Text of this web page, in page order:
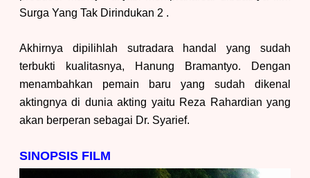
Surga Yang Tak Dirindukan 2 .
Akhirnya dipilihlah sutradara handal yang sudah
terbukti kualitasnya, Hanung Bramantyo. Dengan
menambahkan pemain baru yang sudah dikenal
aktingnya di dunia akting yaitu Reza Rahardian yang
akan berperan sebagai Dr. Syarief.
SINOPSIS FILM